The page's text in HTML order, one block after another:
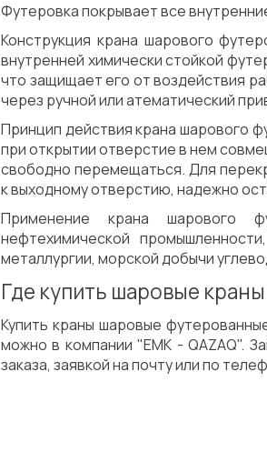
Сварка
Футеровка покрывает все
Конструкция крана шарового
внутренней химически стойкой
что защищает его от воздействия
через ручной или атематический
Принцип действия крана шарового
при открытии отверстие в нем
свободно перемещаться. Для
к выходному отверстию, надежно
Применение крана шарового
нефтехимической
металлургии, морской добычи
Где купить шаровые
Купить краны шаровые
можно в компании "ЕМК - QAZAQ".
заказа, заявкой на почту или по